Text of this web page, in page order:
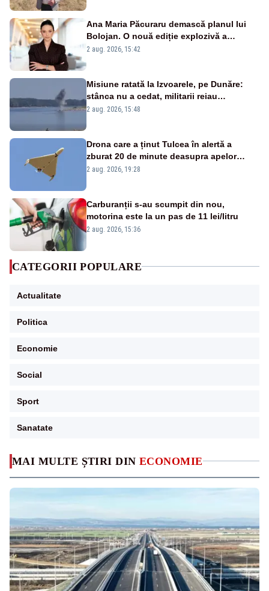
MAI MULTE ȘTIRI DIN ECONOMIE
Ana Maria Păcuraru demască planul lui
Bolojan. O nouă ediție explozivă a
emisiunii „Miza Zilei” la Realitatea PLUS
2 aug. 2026, 15:42
Misiune ratată la Izvoarele, pe Dunăre:
stânca nu a cedat, militarii reiau
detonările luni – VIDEO
2 aug. 2026, 15:48
Drona care a ținut Tulcea în alertă a
zburat 20 de minute deasupra apelor
României. Au fost ridicate două F-16
2 aug. 2026, 19:28
Carburanții s-au scumpit din nou,
motorina este la un pas de 11 lei/litru
2 aug. 2026, 15:36
CATEGORII POPULARE
Actualitate
Politica
Economie
Social
Sport
Sanatate